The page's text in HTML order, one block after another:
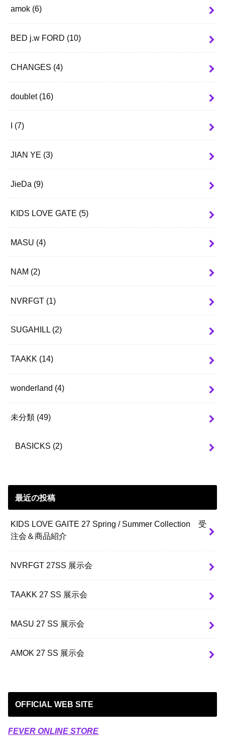
amok (6)
BED j.w FORD (10)
CHANGES (4)
doublet (16)
I (7)
JIAN YE (3)
JieDa (9)
KIDS LOVE GATE (5)
MASU (4)
NAM (2)
NVRFGT (1)
SUGAHILL (2)
TAAKK (14)
wonderland (4)
未分類 (49)
BASICKS (2)
最近の投稿
KIDS LOVE GAITE 27 Spring / Summer Collection 受
注会＆商品紹介
NVRFGT 27SS 展示会
TAAKK 27 SS 展示会
MASU 27 SS 展示会
AMOK 27 SS 展示会
OFFICIAL WEB SITE
FEVER ONLINE STORE